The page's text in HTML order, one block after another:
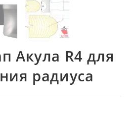
Акула R4 для
радиуса